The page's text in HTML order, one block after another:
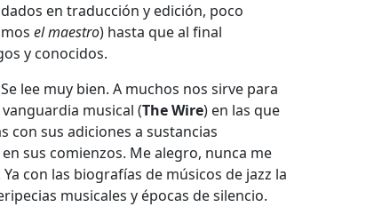
en traducción y edición, poco
el maestro) hasta que al final
y conocidos.
lee muy bien. A muchos nos sirve para
musical (The Wire) en las que
con sus adiciones a sustancias
sus comienzos. Me alegro, nunca me
con las biografías de músicos de jazz la
musicales y épocas de silencio.